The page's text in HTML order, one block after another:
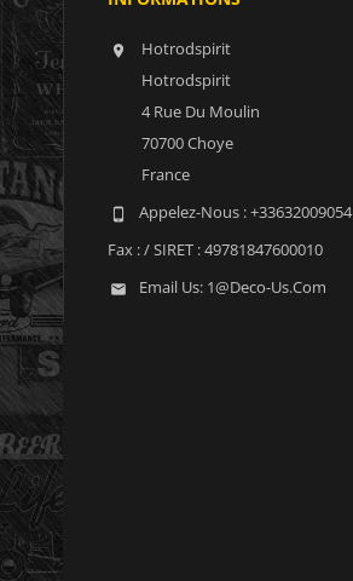

Hotrodspirit
Hotrodspirit
4 Rue Du Moulin
70700 Choye
France
 Appelez-Nous :+33632009054
Fax :/ SIRET : 49781847600010
 Email Us: 1@deco-Us.com